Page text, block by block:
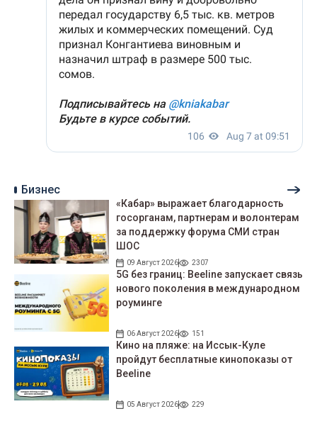
Бизнес
«Кабар» выражает благодарность
госорганам, партнерам и волонтерам
за поддержку форума СМИ стран
ШОС
09 Август 2026 2307
5G без границ: Beeline запускает связь
нового поколения в международном
роуминге
06 Август 2026 151
Кино на пляже: на Иссык-Куле
пройдут беcплатные кинопоказы от
Beeline
05 Август 2026 229